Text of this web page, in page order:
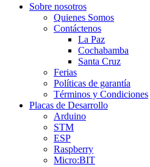
Sobre nosotros
Quienes Somos
Contáctenos
La Paz
Cochabamba
Santa Cruz
Ferias
Políticas de garantía
Términos y Condiciones
Placas de Desarrollo
Arduino
STM
ESP
Raspberry
Micro:BIT